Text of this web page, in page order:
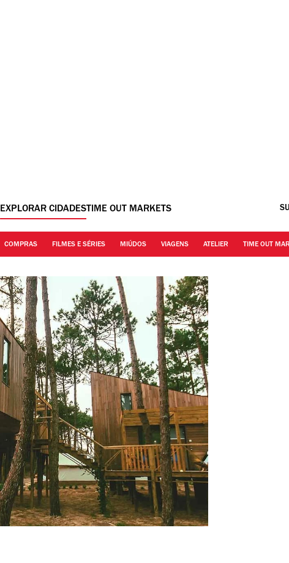
EXPLORAR CIDADESTIME OUT MARKETS
COMPRAS FILMES E SÉRIES MIÚDOS VIAGENS ATELIER TIME OUT